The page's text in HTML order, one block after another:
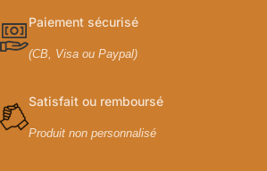
Paiement sécurisé
(CB, Visa ou Paypal)
Satisfait ou remboursé
Produit non personnalisé